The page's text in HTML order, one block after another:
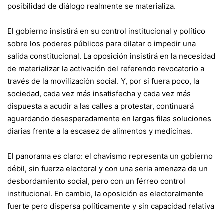
posibilidad de diálogo realmente se materializa.
El gobierno insistirá en su control institucional y político
sobre los poderes públicos para dilatar o impedir una
salida constitucional. La oposición insistirá en la necesidad
de materializar la activación del referendo revocatorio a
través de la movilización social. Y, por si fuera poco, la
sociedad, cada vez más insatisfecha y cada vez más
dispuesta a acudir a las calles a protestar, continuará
aguardando desesperadamente en largas filas soluciones
diarias frente a la escasez de alimentos y medicinas.
El panorama es claro: el chavismo representa un gobierno
débil, sin fuerza electoral y con una seria amenaza de un
desbordamiento social, pero con un férreo control
institucional. En cambio, la oposición es electoralmente
fuerte pero dispersa políticamente y sin capacidad relativa